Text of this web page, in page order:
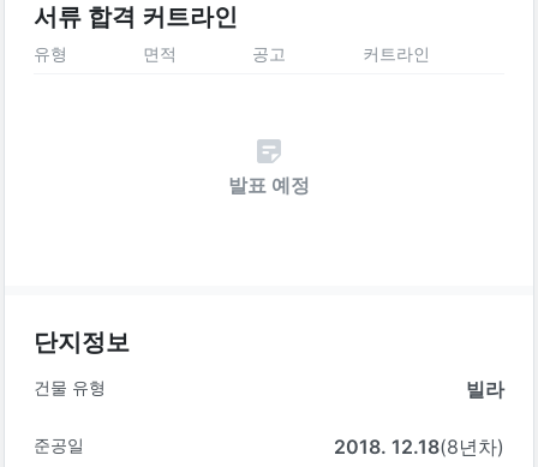
서류 합격 커트라인
유형 면적 공고 커트라인
발표 예정
단지정보
건물 유형 빌라
준공일 2018. 12.18(8년차)